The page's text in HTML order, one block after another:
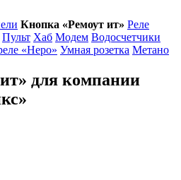
Кнопка «Ремоут ит» Реле
Пульт Хаб Модем Водосчетчики
«Неро» Умная розетка Метано
для компании